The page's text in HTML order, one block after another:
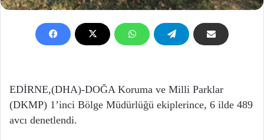
EDİRNE,(DHA)-DOĞA Koruma ve Milli Parklar
(DKMP) 1’inci Bölge Müdürlüğü ekiplerince, 6 ilde 489
avcı denetlendi.